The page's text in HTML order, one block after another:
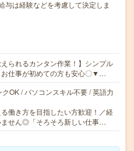
は経験などを考慮して決定しま
えられるカンタン作業！】シンプル
お仕事が初めての方も安心〇▼…
OK / パソコンスキル不要 / 英語力
働き方を目指したい方歓迎！／経
ません◎「そろそろ新しい仕事…